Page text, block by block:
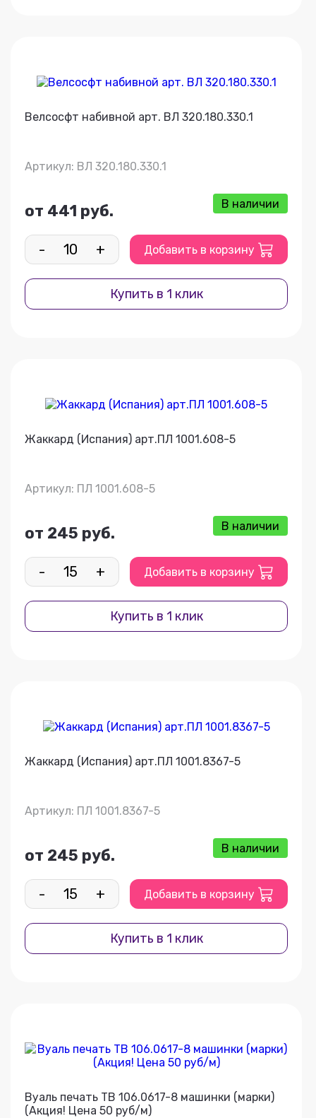
Велсосфт набивной арт. ВЛ 320.180.330.1
Артикул: ВЛ 320.180.330.1
от 441 руб. В наличии
- + Добавить в корзину
Купить в 1 клик
Жаккард (Испания) арт.ПЛ 1001.608-5
Артикул: ПЛ 1001.608-5
от 245 руб. В наличии
- + Добавить в корзину
Купить в 1 клик
Жаккард (Испания) арт.ПЛ 1001.8367-5
Артикул: ПЛ 1001.8367-5
от 245 руб. В наличии
- + Добавить в корзину
Купить в 1 клик
Вуаль печать ТВ 106.0617-8 машинки (марки)
(Акция! Цена 50 руб/м)